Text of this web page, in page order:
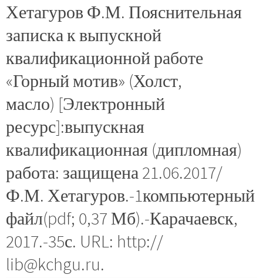
Хетагуров Ф.М. Пояснительная
записка к выпускной
квалификационной работе
«Горный мотив» (Холст,
масло) [Электронный
ресурс]:выпускная
квалификационная (дипломная)
работа: защищена 21.06.2017/
Ф.М. Хетагуров.-1компьютерный
файл(pdf; 0,37 Мб).-Карачаевск,
2017.-35с. URL: http://
lib@kchgu.ru.